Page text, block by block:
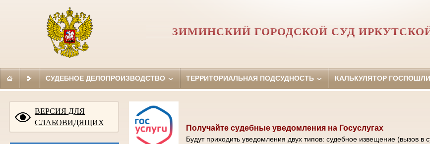
ЗИМИНСКИЙ ГОРОДСКОЙ СУД
СУДЕБНОЕ ДЕЛОПРОИЗВОДСТВО ТЕРРИТОРИАЛЬНАЯ ПОДСУДНОСТЬ КАЛЬКУЛЯТОР
ВЕРСИЯ ДЛЯ
СЛАБОВИДЯЩИХ
Получайте судебные уведомления на Госуслугах
Будут приходить уведомления двух типов: судебное извещение (вызов в